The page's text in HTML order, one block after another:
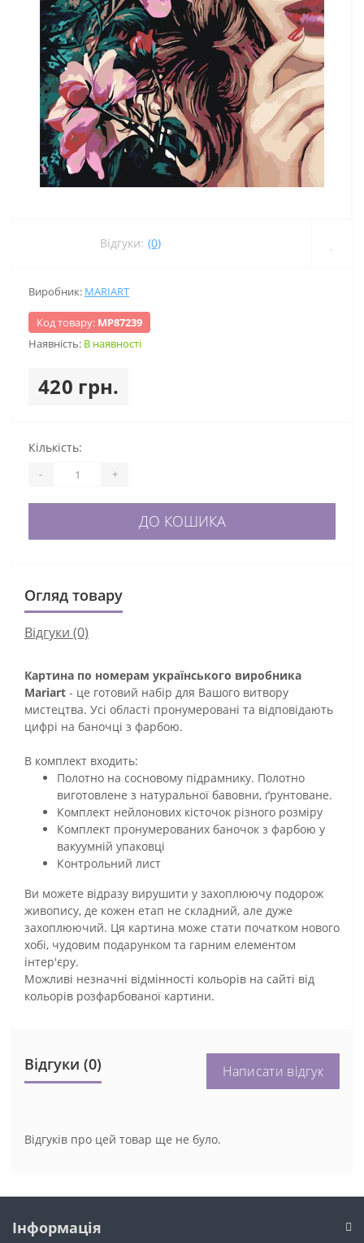
Відгуки: (0)
Виробник: MARIART
Код товару: МР87239
Наявність: В наявності
420 грн.
Кількість:
- +
ДО КОШИКА
Огляд товару
Відгуки (0)
Картина по номерам українського виробника
Mariart - це готовий набір для Вашого витвору
мистецтва. Усі області пронумеровані та відповідають
цифрі на баночці з фарбою.
В комплект входить:
Полотно на сосновому підрамнику. Полотно
виготовлене з натуральної бавовни, ґрунтоване.
Комплект нейлонових кісточок різного розміру
Комплект пронумерованих баночок з фарбою у
вакуумній упаковці
Контрольний лист
Ви можете відразу вирушити у захоплюючу подорож
живопису, де кожен етап не складний, але дуже
захоплюючий. Ця картина може стати початком нового
хобі, чудовим подарунком та гарним елементом
інтер'єру.
Можливі незначні відмінності кольорів на сайті від
кольорів розфарбованої картини.
Відгуки (0) Написати відгук
Відгуків про цей товар ще не було.
Інформація